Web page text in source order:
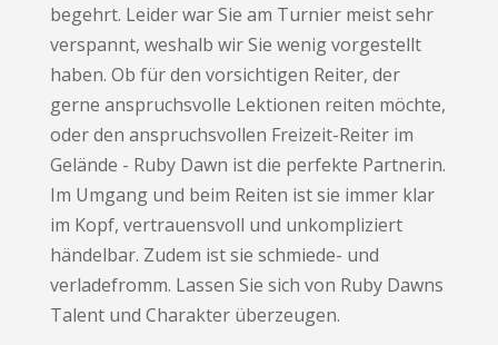
begehrt. Leider war Sie am Turnier meist sehr
verspannt, weshalb wir Sie wenig vorgestellt
haben. Ob für den vorsichtigen Reiter, der
gerne anspruchsvolle Lektionen reiten möchte,
oder den anspruchsvollen Freizeit-Reiter im
Gelände - Ruby Dawn ist die perfekte Partnerin.
Im Umgang und beim Reiten ist sie immer klar
im Kopf, vertrauensvoll und unkompliziert
händelbar. Zudem ist sie schmiede- und
verladefromm. Lassen Sie sich von Ruby Dawns
Talent und Charakter überzeugen.